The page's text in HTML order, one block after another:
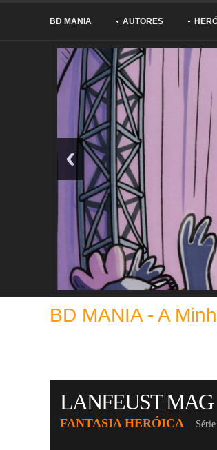
BD MANIA AUTORES
BD MANIA - A
LANFEUST MAG
FANTASIA HERÓICA